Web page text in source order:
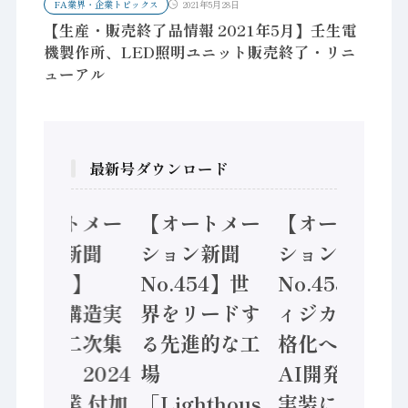
FA業界・企業トピックス 2021年5月28日
【生産・販売終了品情報 2021年5月】壬生電
機製作所、LED照明ユニット販売終了・リニ
ューアル
最新号ダウンロード
【オートメー
ション新聞
No.455】
「経済構造実
態調査二次集
計結果」2024
【オートメー
ション新聞
No.454】世
界をリードす
る先進的な工
場
【オートメー
ション新聞
No.453】フ
ィジカルAI本
格化へ 国産
AI開発や社会